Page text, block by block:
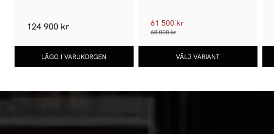
124 900 kr 61 500 kr
68 000 kr